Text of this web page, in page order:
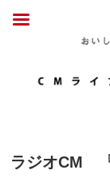
ラジオCM